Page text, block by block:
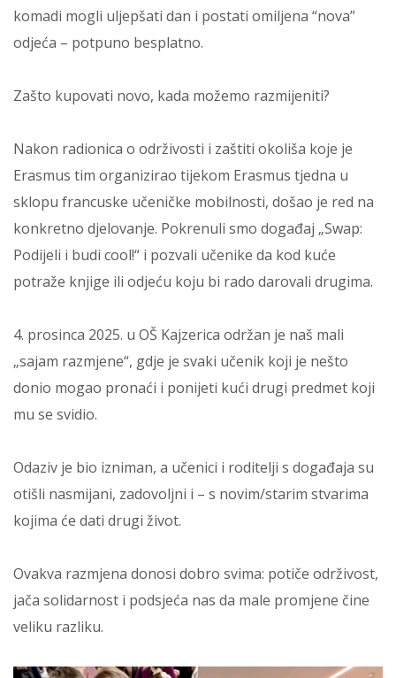
komadi mogli uljepšati dan i postati omiljena “nova”
odjeća – potpuno besplatno.
Zašto kupovati novo, kada možemo razmijeniti?
Nakon radionica o održivosti i zaštiti okoliša koje je
Erasmus tim organizirao tijekom Erasmus tjedna u
sklopu francuske učeničke mobilnosti, došao je red na
konkretno djelovanje. Pokrenuli smo događaj „Swap:
Podijeli i budi cool!“ i pozvali učenike da kod kuće
potraže knjige ili odjeću koju bi rado darovali drugima.
4. prosinca 2025. u OŠ Kajzerica održan je naš mali
„sajam razmjene“, gdje je svaki učenik koji je nešto
donio mogao pronaći i ponijeti kući drugi predmet koji
mu se svidio.
Odaziv je bio izniman, a učenici i roditelji s događaja su
otišli nasmijani, zadovoljni i – s novim/starim stvarima
kojima će dati drugi život.
Ovakva razmjena donosi dobro svima: potiče održivost,
jača solidarnost i podsjeća nas da male promjene čine
veliku razliku.